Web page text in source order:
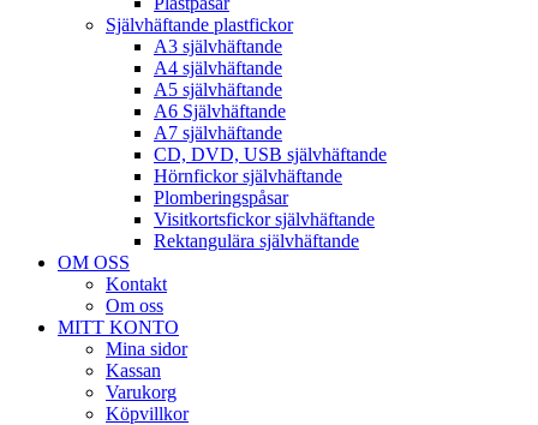
Självhäftande plastfickor
A3 självhäftande
A4 självhäftande
A5 självhäftande
A6 Självhäftande
A7 självhäftande
CD, DVD, USB självhäftande
Hörnfickor självhäftande
Plomberingspåsar
Visitkortsfickor självhäftande
Rektangulära självhäftande
OM OSS
Kontakt
Om oss
MITT KONTO
Mina sidor
Kassan
Varukorg
Köpvillkor